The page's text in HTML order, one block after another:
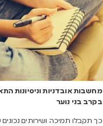
מחשבות אובדניות וניסיונות
בקרב בני נוער
כך תקבלו תמיכה ושירותים נכונים